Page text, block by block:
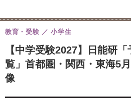
【中学受験2027】日能研
覧」首都圏・関西・東海5
像
教育・受験 小学生